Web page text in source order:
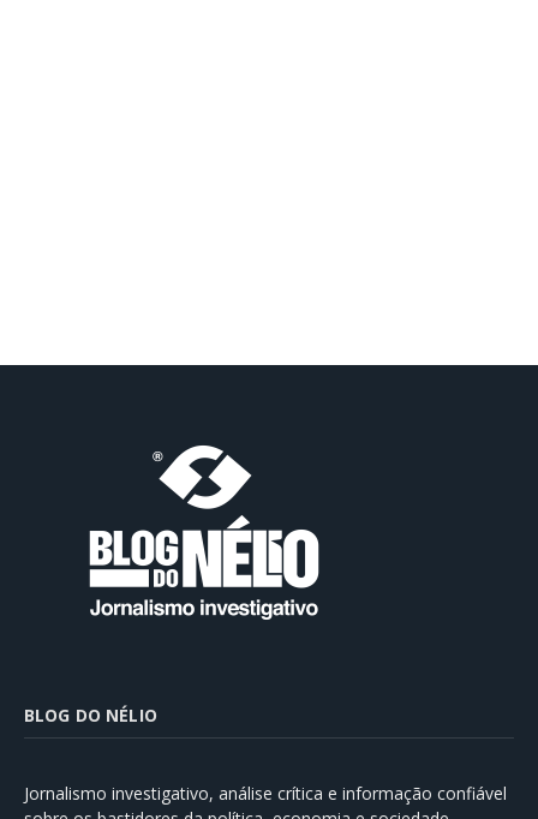
BLOG DO NÉLIO
Jornalismo investigativo, análise crítica e informação confiável